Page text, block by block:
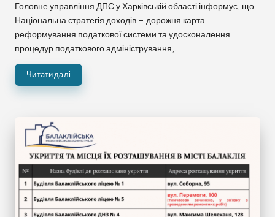
Головне управління ДПС у Харківській області інформує, що
Національна стратегія доходів – дорожня карта
реформування податкової системи та удосконалення
процедур податкового адміністрування,…
Читати далі